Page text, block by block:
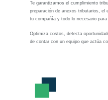
Te garantizamos el cumplimiento
preparación de anexos tributarios, el
tu compañía y todo lo necesario
Optimiza costos, detecta
de contar con un equipo que actúa